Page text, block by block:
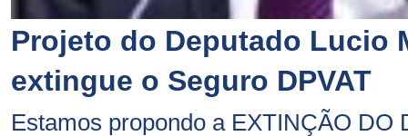
Projeto do Deputado Lucio
extingue o Seguro DPVAT
Estamos propondo a EXTINÇÃO DO